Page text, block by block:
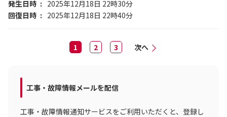
発生日時
2025年12月18日 22時30分
回復日時
2025年12月18日 22時40分
1 2 3 次へ
工事・故障情報メールを配信
工事・故障情報通知サービスをご利用いただくと、登録し